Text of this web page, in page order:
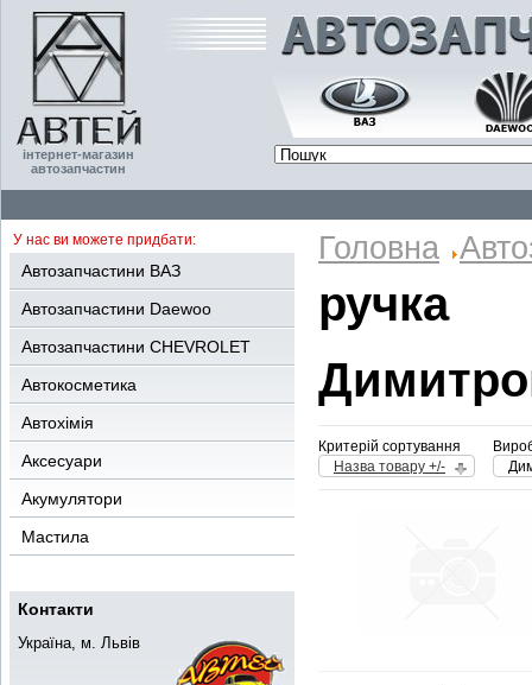
інтернет-магазин
автозапчастин
У нас ви можете придбати:
Автозапчастини ВАЗ
Автозапчастини Daewoo
Автозапчастини CHEVROLET
Автокосметика
Автохімія
Аксесуари
Акумулятори
Мастила
Контакти
Україна, м. Львів
Головна
ручка
Критерій сортування
Назва товару +/-